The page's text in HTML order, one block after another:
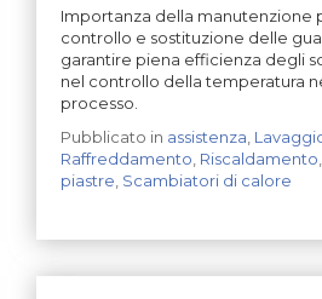
Importanza della manutenzione
controllo e sostituzione delle
garantire piena efficienza degli
nel controllo della temperatura
processo.
Pubblicato in assistenza
Raffreddamento Riscaldamento
piastre Scambiatori di calore